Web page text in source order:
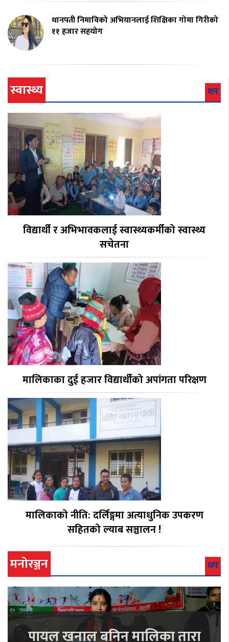
थानपती निमाविको अभियानलाई शिक्षिका गोमा गिरीको
११ हजार सहयोग
स्वास्थ्य थप
विद्यार्थी र अभिभावकलाई स्वास्थ्यकर्मीको स्वास्थ्य
सचेतना
मालिकाका दुई हजार विद्यार्थीको अपांगता परिक्षण
मालिकाको नीति: दर्लिङ्गमा अत्याधुनिक उपकरण
सहितको ल्याब सञ्चालन !
मनोरञ्जन थप
पायल खनाल बनिन् मालिका तारा